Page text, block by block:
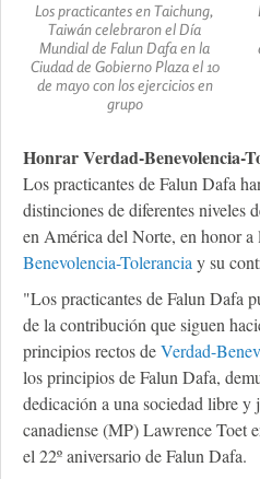
Los practicantes en Taichung,
Taiwán celebraron el Día
Mundial de Falun Dafa en la
Ciudad de Gobierno Plaza el 10
de mayo con los ejercicios en
grupo
Honrar Verdad-Benevolencia-
Los practicantes de Falun Dafa
distinciones de diferentes niveles
en América del Norte, en honor a
Benevolencia-Toleranciay su
"Los practicantes de Falun Dafa
de la contribución que siguen
principios rectos deVerdad-
los principios de Falun Dafa,
dedicación a una sociedad libre
canadiense (MP) Lawrence Toet
el 22º aniversario de Falun Dafa.